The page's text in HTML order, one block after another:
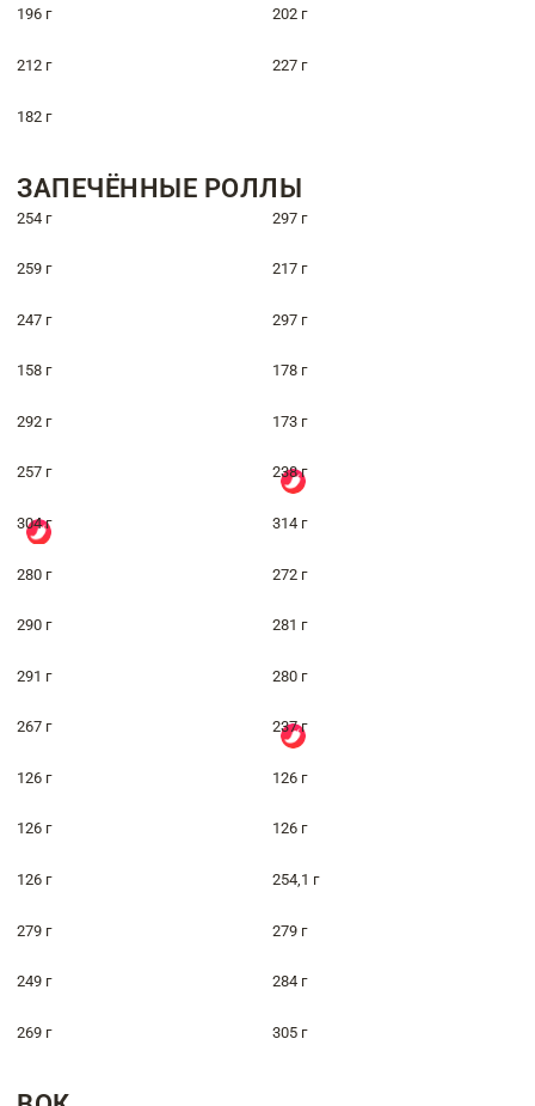
196 г 202 г
212 г 227 г
182 г
ЗАПЕЧЁННЫЕ РОЛЛЫ
254 г 297 г
259 г 217 г
247 г 297 г
158 г 178 г
292 г 173 г
257 г 238 г
304 г 314 г
280 г 272 г
290 г 281 г
291 г 280 г
267 г 237 г
126 г 126 г
126 г 126 г
126 г 254,1 г
279 г 279 г
249 г 284 г
269 г 305 г